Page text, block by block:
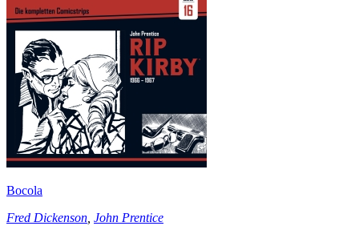
Bocola
Fred Dickenson John Prentice